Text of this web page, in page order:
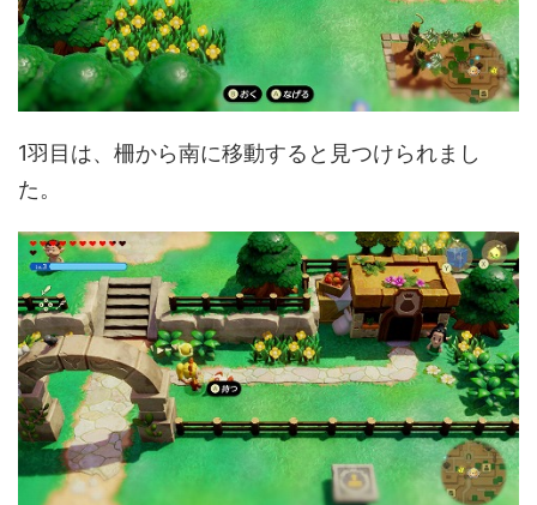
1羽目は、柵から南に移動すると見つけられまし
た。